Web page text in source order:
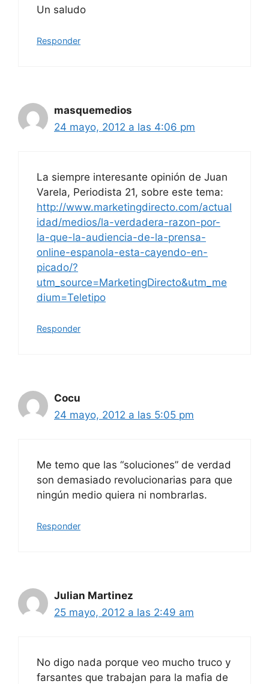
Un saludo
Responder
masquemedios
24 mayo, 2012 a las 4:06 pm
La siempre interesante opinión de Juan
Varela, Periodista 21, sobre este tema:
http://www.marketingdirecto.com/actual
idad/medios/la-verdadera-razon-por-
la-que-la-audiencia-de-la-prensa-
online-espanola-esta-cayendo-en-
picado/?
utm_source=MarketingDirecto&utm_me
dium=Teletipo
Responder
Cocu
24 mayo, 2012 a las 5:05 pm
Me temo que las “soluciones” de verdad
son demasiado revolucionarias para que
ningún medio quiera ni nombrarlas.
Responder
Julian Martinez
25 mayo, 2012 a las 2:49 am
No digo nada porque veo mucho truco y
farsantes que trabajan para la mafia de